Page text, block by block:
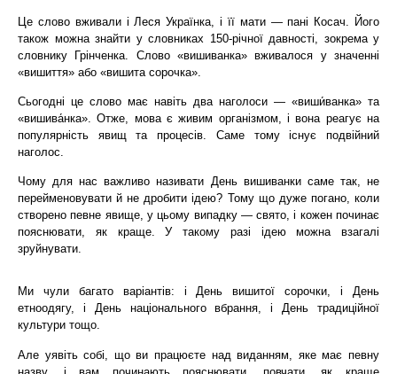
Це слово вживали і Леся Українка, і її мати — пані Косач. Його
також можна знайти у словниках 150-річної давності, зокрема у
словнику Грінченка. Слово «вишиванка» вживалося у значенні
«вишиття» або «вишита сорочка».
Сьогодні це слово має навіть два наголоси — «виши́ванка» та
«вишива́нка». Отже, мова є живим організмом, і вона реагує на
популярність явищ та процесів. Саме тому існує подвійний
наголос.
Чому для нас важливо називати День вишиванки саме так, не
перейменовувати й не дробити ідею? Тому що дуже погано, коли
створено певне явище, у цьому випадку — свято, і кожен починає
пояснювати, як краще. У такому разі ідею можна взагалі
зруйнувати.
Ми чули багато варіантів: і День вишитої сорочки, і День
етноодягу, і День національного вбрання, і День традиційної
культури тощо.
Але уявіть собі, що ви працюєте над виданням, яке має певну